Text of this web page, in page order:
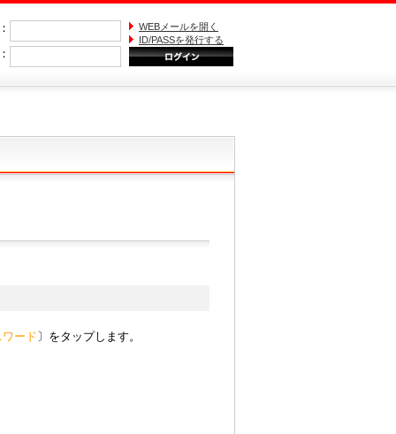
WEBメールを開く
ID/PASSを発行する
ード 〕をタップします。